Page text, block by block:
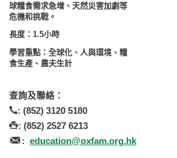
球糧食需求急增、天然災害加劇等
危機和挑戰。
長度：1.5小時
學習重點： 全球化、人與環境、糧
食生產、農夫生計
查詢及聯絡：
: (852) 3120 5180
: (852) 2527 6213
: education@oxfam.org.hk